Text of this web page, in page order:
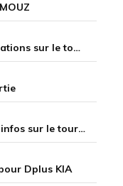
BLAST Open Porto : toutes les informations sur le tournoi
Esports Nations Cup 2026 : toutes les infos sur le tournoi
Dplus KIA